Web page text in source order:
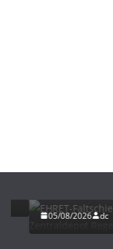
05/08/2026 dc